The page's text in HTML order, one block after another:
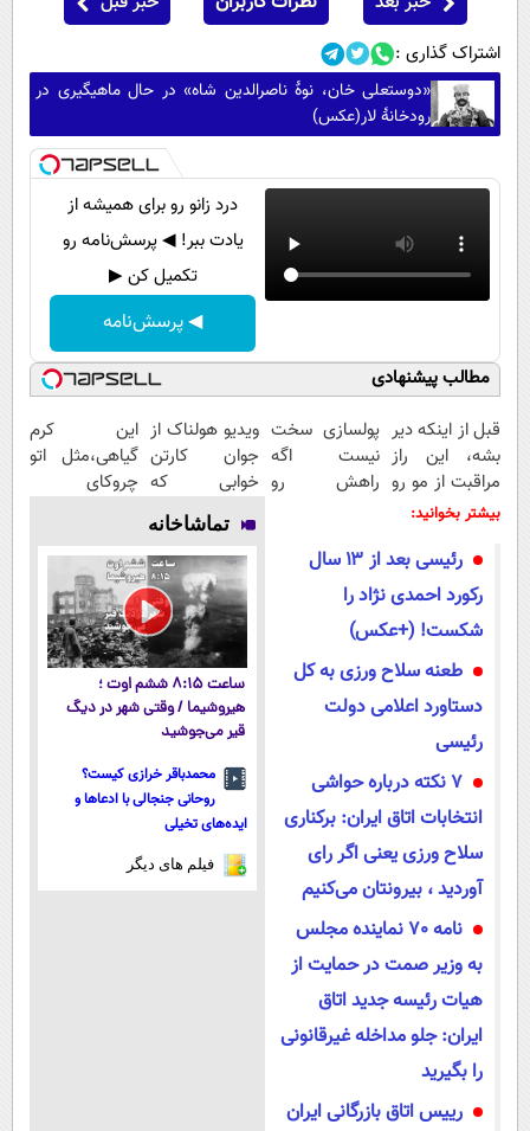
اشتراک گذاری :
«دوستعلی خان، نوۀ ناصرالدین شاه» در حال ماهیگیری در
رودخانۀ لار(عکس)
درد زانو رو برای همیشه از
یادت ببر! ◀ پرسش‌نامه رو
تکمیل کن ▶
◀ پرسش‌نامه
مطالب پیشنهادی
قبل از اینکه دیر
بشه، این راز
مراقبت از مو رو
ببین...
پولسازی سخت
نیست اگه
راهش رو
ویدیو هولناک از
جوان کارتن
خوابی که
میلیاردر شد.
آموزش رایگان
این کرم
گیاهی،مثل اتو
چروکای
بیشتر بخوانید:
رئیسی بعد از ۱۳ سال
رکورد احمدی نژاد را
شکست! (+عکس)
طعنه سلاح ورزی به ‏‏کل
دستاورد اعلامی دولت
رئیسی
۷ نکته درباره حواشی
انتخابات اتاق ایران: برکناری
سلاح‌ ورزی یعنی اگر رای
آوردید ، بیرونتان می‌کنیم
نامه 70 نماینده مجلس
به وزیر صمت در حمایت از
هیات رئیسه جدید اتاق
ایران: جلو مداخله غیرقانونی
را بگیرید
رییس اتاق بازرگانی ایران
تماشاخانه
ساعت ۸:۱۵ ششم اوت ؛
هیروشیما / وقتی شهر در دیگ
قیر می‌جوشید
محمدباقر خرازی کیست؟
روحانی جنجالی با ادعاها و
ایده‌های تخیلی
فیلم های دیگر